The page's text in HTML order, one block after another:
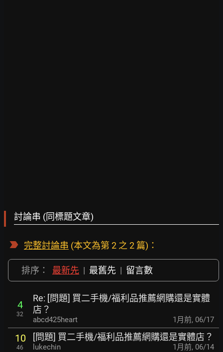
討論串 (同標題文章)
完整討論串 (本文為第 2 之 2 篇)：
排序： 最新先 | 最舊先 | 留言數
4
32
Re: [問題] 買二手機/福利品推薦網購還是實體
店？
abcd425heart 1月前, 06/17
10
46
[問題] 買二手機/福利品推薦網購還是實體店？
lukechin 1月前, 06/14